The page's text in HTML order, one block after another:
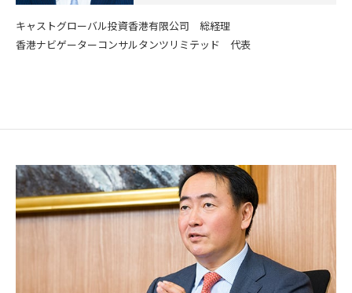
キャストグローバル投資香港有限公司 総経理
香港ナビゲーターコンサルタンツリミテッド 代表